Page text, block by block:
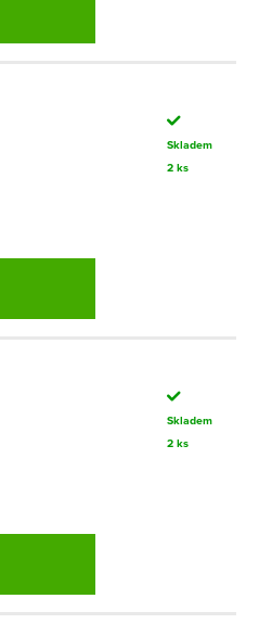
Skladem
2 ks
Skladem
2 ks